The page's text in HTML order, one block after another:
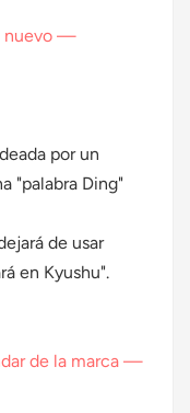
nuevo —
por un
"palabra Ding"
de usar
en Kyushu".
de la marca —